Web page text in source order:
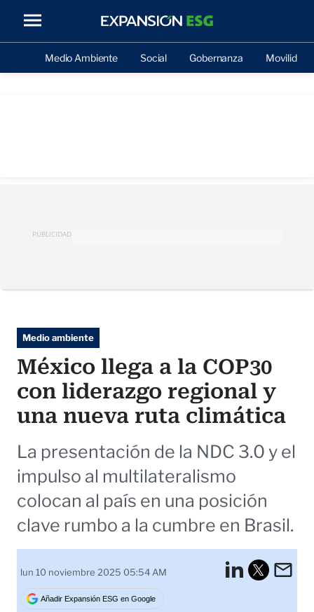
Medio Ambiente Social Gobernanza Movilidad
PUBLICIDAD
Medio ambiente
México llega a la COP30
con liderazgo regional y
una nueva ruta climática
La presentación de la NDC 3.0 y el
impulso al multilateralismo
colocan al país en una posición
clave rumbo a la cumbre en Brasil.
lun 10 noviembre 2025 05:54 AM
Añadir Expansión ESG en Google